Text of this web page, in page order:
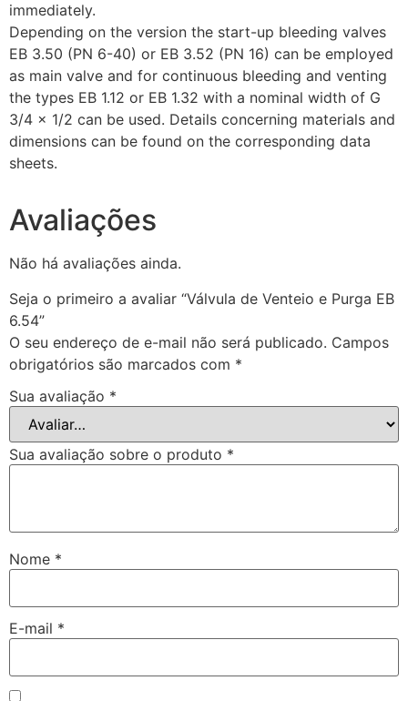
immediately.
Depending on the version the start-up bleeding valves
EB 3.50 (PN 6-40) or EB 3.52 (PN 16) can be employed
as main valve and for continuous bleeding and venting
the types EB 1.12 or EB 1.32 with a nominal width of G
3/4 x 1/2 can be used. Details concerning materials and
dimensions can be found on the corresponding data
sheets.
Avaliações
Não há avaliações ainda.
Seja o primeiro a avaliar “Válvula de Venteio e Purga EB
6.54”
O seu endereço de e-mail não será publicado. Campos
obrigatórios são marcados com *
Sua avaliação *
Sua avaliação sobre o produto *
Nome *
E-mail *